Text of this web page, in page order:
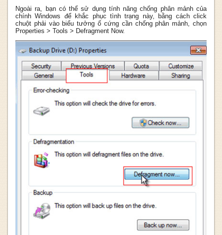
Ngoài ra, bạn có thể sử dụng tính năng chống phân mảnh của
chính Windows để khắc phục tình trạng này, bằng cách click
chuột phải vào biểu tưởng ổ cứng cần chống phân mảnh, chọn
Properties > Tools > Defragment Now.